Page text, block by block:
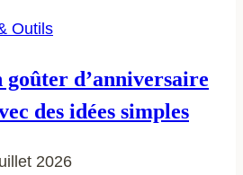
Outils
goûter d’anniversaire
des idées simples
2026